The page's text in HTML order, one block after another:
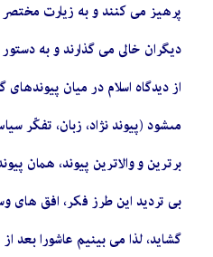
پرهیز می کنند و به زیارت
دیگران خالى می گذارند و به
از ديدگاه اسلام در ميان پيوندهاى
مى‏شود (پيوند نژاد، زبان، تفكّر
برترين و والاترين پيوند، همان
بی تردید اين طرز فكر، افق هاى